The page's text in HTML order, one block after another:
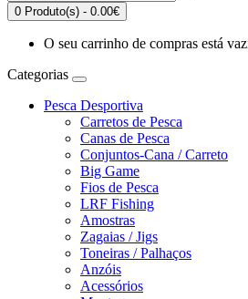
0 Produto(s) - 0.00€
O seu carrinho de compras está
Categorias
Pesca Desportiva
Carretos de Pesca
Canas de Pesca
Conjuntos-Cana / Carreto
Big Game
Fios de Pesca
LRF Fishing
Amostras
Zagaias / Jigs
Toneiras / Palhaços
Anzóis
Acessórios